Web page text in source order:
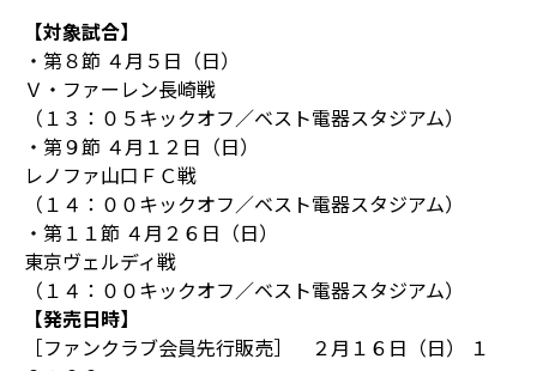
【対象試合】
・第８節 ４月５日（日）
Ｖ・ファーレン長崎戦
（１３：０５キックオフ／ベスト電器スタジアム）
・第９節 ４月１２日（日）
レノファ山口ＦＣ戦
（１４：００キックオフ／ベスト電器スタジアム）
・第１１節 ４月２６日（日）
東京ヴェルディ戦
（１４：００キックオフ／ベスト電器スタジアム）
【発売日時】
［ファンクラブ会員先行販売］ ２月１６日（日） １